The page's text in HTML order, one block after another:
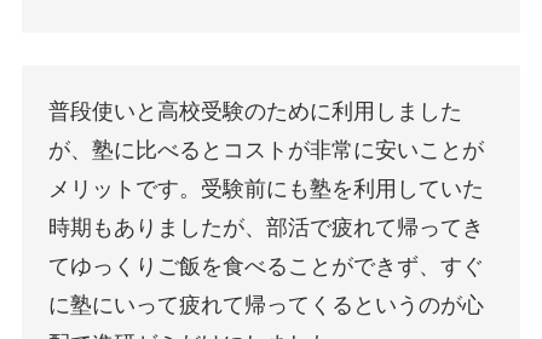
普段使いと高校受験のために利用しました
が、塾に比べるとコストが非常に安いことが
メリットです。受験前にも塾を利用していた
時期もありましたが、部活で疲れて帰ってき
てゆっくりご飯を食べることができず、すぐ
に塾にいって疲れて帰ってくるというのが心